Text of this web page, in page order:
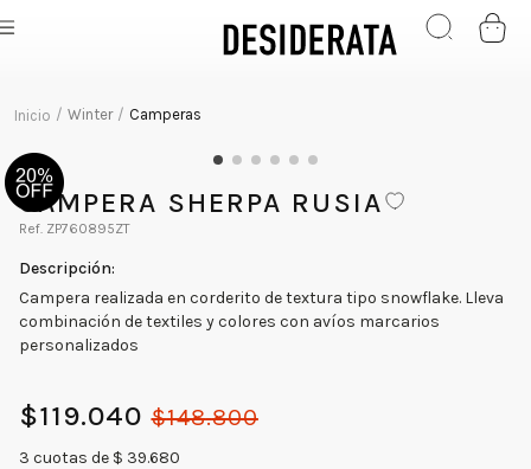
Winter Camperas
CAMPERA SHERPA RUSIA
ZP760895ZT
Campera realizada en corderito de textura tipo snowflake. Lleva
combinación de textiles y colores con avíos marcarios
personalizados
$119.040 $148.800
3 cuotas de $ 39.680